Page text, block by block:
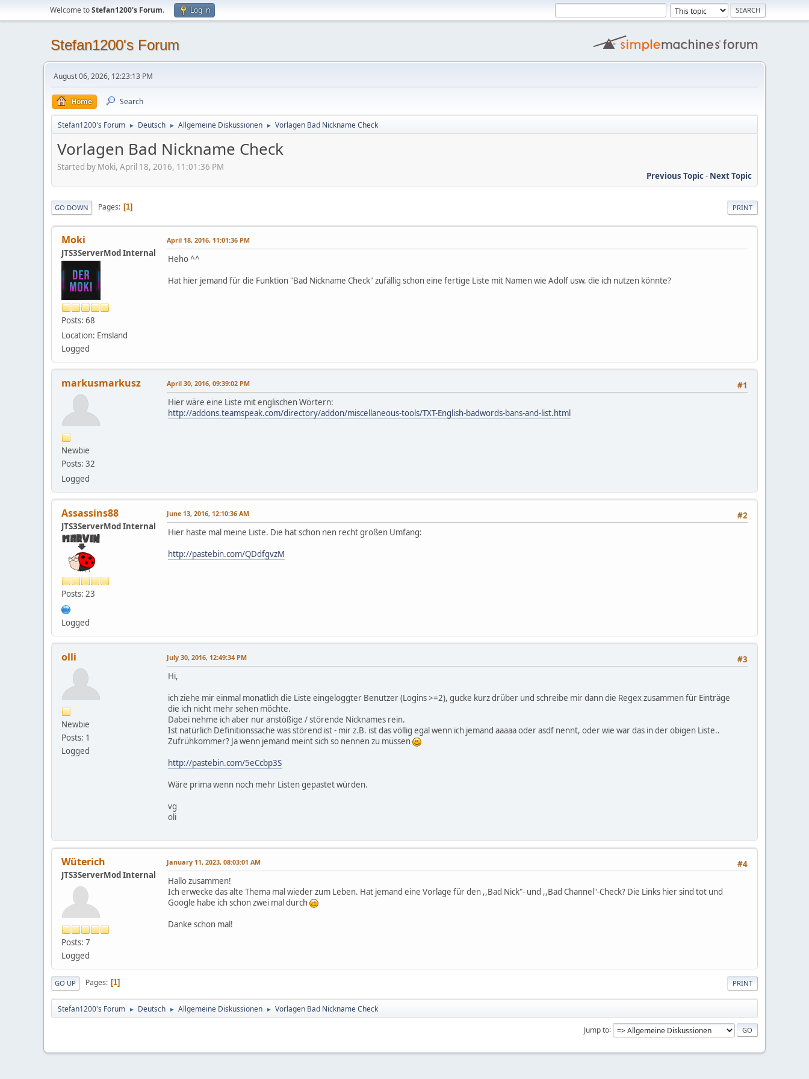
Welcome toStefan1200's Forum. Log in
Stefan1200's Forum
August 06, 2026, 12:23:13 PM
Home Search
Stefan1200's Forum ► Deutsch ► Allgemeine Diskussionen ► Vorlagen Bad Nickname Check
Vorlagen Bad Nickname Check
Started by Moki, April 18, 2016, 11:01:36 PM
Previous Topic- Next Topic
PRINT
GO DOWN Pages 1
Moki
JTS3ServerMod Internal
Posts: 68
Location: Emsland
Logged
April 18, 2016, 11:01:36 PM
Heho ^^
Hat hier jemand für die Funktion "Bad Nickname Check" zufällig schon eine fertige Liste mit Namen wie Adolf usw. die ich nutzen könnte?
markusmarkusz
Newbie
Posts: 32
Logged
#1
April 30, 2016, 09:39:02 PM
Hier wäre eine Liste mit englischen Wörtern:
http://addons.teamspeak.com/directory/addon/miscellaneous-tools/TXT-English-badwords-bans-and-list.html
Assassins88
JTS3ServerMod Internal
Posts: 23
Logged
#2
June 13, 2016, 12:10:36 AM
Hier haste mal meine Liste. Die hat schon nen recht großen Umfang:
http://pastebin.com/QDdfgvzM
olli
Newbie
Posts: 1
Logged
#3
July 30, 2016, 12:49:34 PM
Hi,
ich ziehe mir einmal monatlich die Liste eingeloggter Benutzer (Logins >=2), gucke kurz drüber und schreibe mir dann die Regex zusammen für Einträge
die ich nicht mehr sehen möchte.
Dabei nehme ich aber nur anstößige / störende Nicknames rein.
Ist natürlich Definitionssache was störend ist - mir z.B. ist das völlig egal wenn ich jemand aaaaa oder asdf nennt, oder wie war das in der obigen Liste..
Zufrühkommer? Ja wenn jemand meint sich so nennen zu müssen
http://pastebin.com/5eCcbp3S
Wäre prima wenn noch mehr Listen gepastet würden.
vg
oli
Wüterich
JTS3ServerMod Internal
Posts: 7
Logged
#4
January 11, 2023, 08:03:01 AM
Hallo zusammen!
Ich erwecke das alte Thema mal wieder zum Leben. Hat jemand eine Vorlage für den ,,Bad Nick"- und ,,Bad Channel"-Check? Die Links hier sind tot und
Google habe ich schon zwei mal durch
Danke schon mal!
PRINT
GO UP Pages 1
Stefan1200's Forum ► Deutsch ► Allgemeine Diskussionen ► Vorlagen Bad Nickname Check
Jump to